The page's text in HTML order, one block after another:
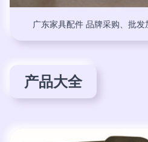
广东家具配件 品牌采购、批
产品大全